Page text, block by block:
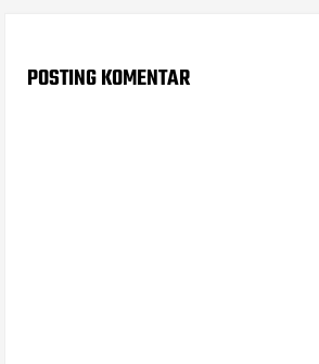
POSTING KOMENTAR